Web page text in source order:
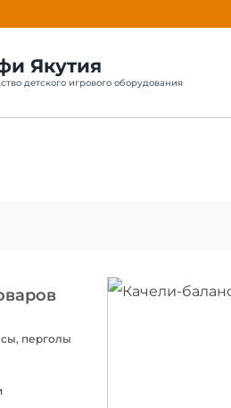
Якутия
детского игрового оборудования
перголы